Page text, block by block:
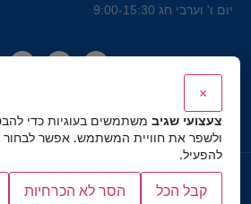
יום ו' וערבי חג 9:00-15:30
כל הזכויות שמורות
×
צעצועי שגיב משתמשים בעוגיות כדי
ולשפר את חוויית המשתמש. אפשר לבחור
להפעיל.
קבל הכל הסר לא הכרחיות